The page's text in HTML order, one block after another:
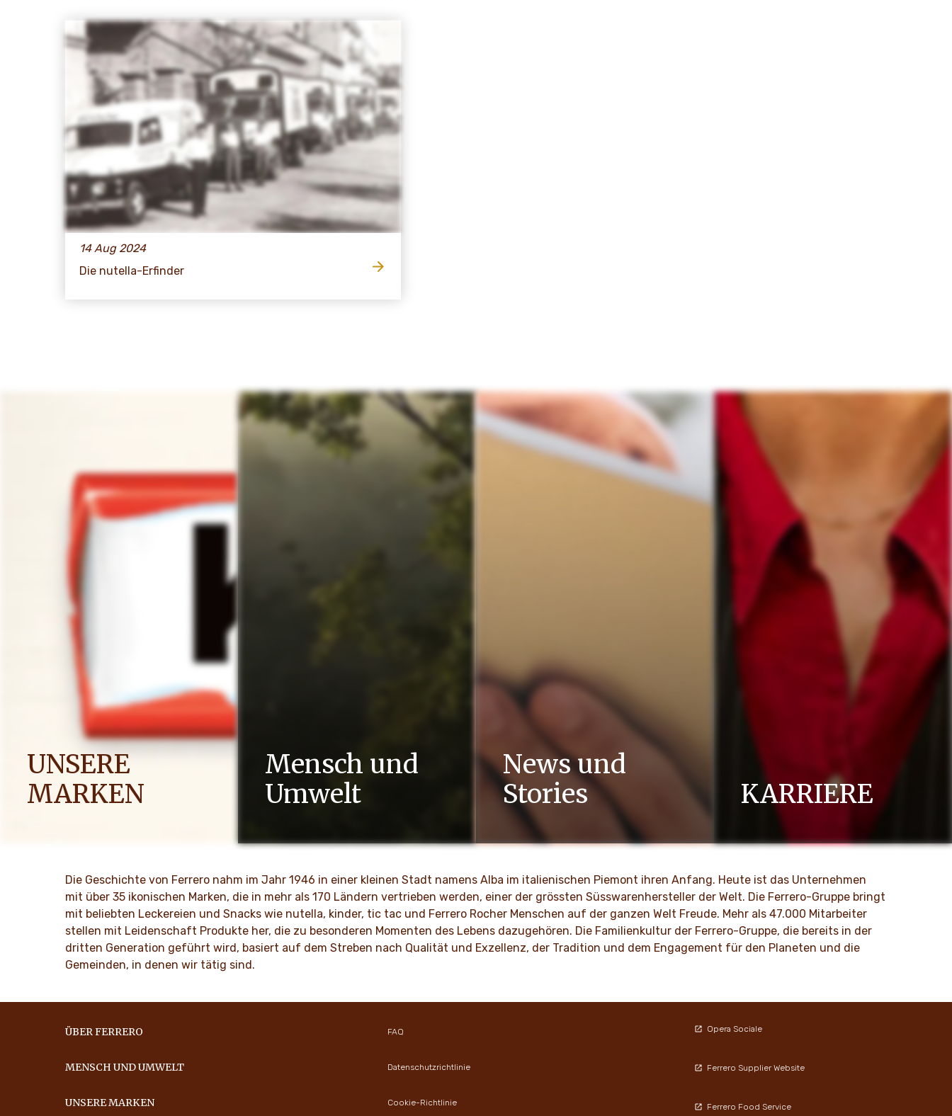
14 Aug 2024
Die nutella-Erfinder
UNSERE
MARKEN
MEHR ENTDECKEN
Mensch und
Umwelt
seit Generationen in unserer Kultur
MEHR ENTDECKEN
News und
Stories
MEHR ENTDECKEN
KARRIERE
Die Geschichte von Ferrero nahm im Jahr 1946 in einer kleinen Stadt namens Alba im italienischen Piemont ihren Anfang. Heute ist das Unternehmen
mit über 35 ikonischen Marken, die in mehr als 170 Ländern vertrieben werden, einer der grössten Süsswarenhersteller der Welt. Die Ferrero-Gruppe bringt
mit beliebten Leckereien und Snacks wie nutella, kinder, tic tac und Ferrero Rocher Menschen auf der ganzen Welt Freude. Mehr als 47.000 Mitarbeiter
stellen mit Leidenschaft Produkte her, die zu besonderen Momenten des Lebens dazugehören. Die Familienkultur der Ferrero-Gruppe, die bereits in der
dritten Generation geführt wird, basiert auf dem Streben nach Qualität und Exzellenz, der Tradition und dem Engagement für den Planeten und die
Gemeinden, in denen wir tätig sind.
ÜBER FERRERO
MENSCH UND UMWELT
UNSERE MARKEN
FAQ
Datenschutzrichtlinie
Cookie-Richtlinie
Opera Sociale
Ferrero Supplier Website
Ferrero Food Service